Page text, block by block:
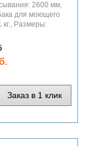
2600 мм,
для моющего
кг., Размеры:
Заказ в 1 клик